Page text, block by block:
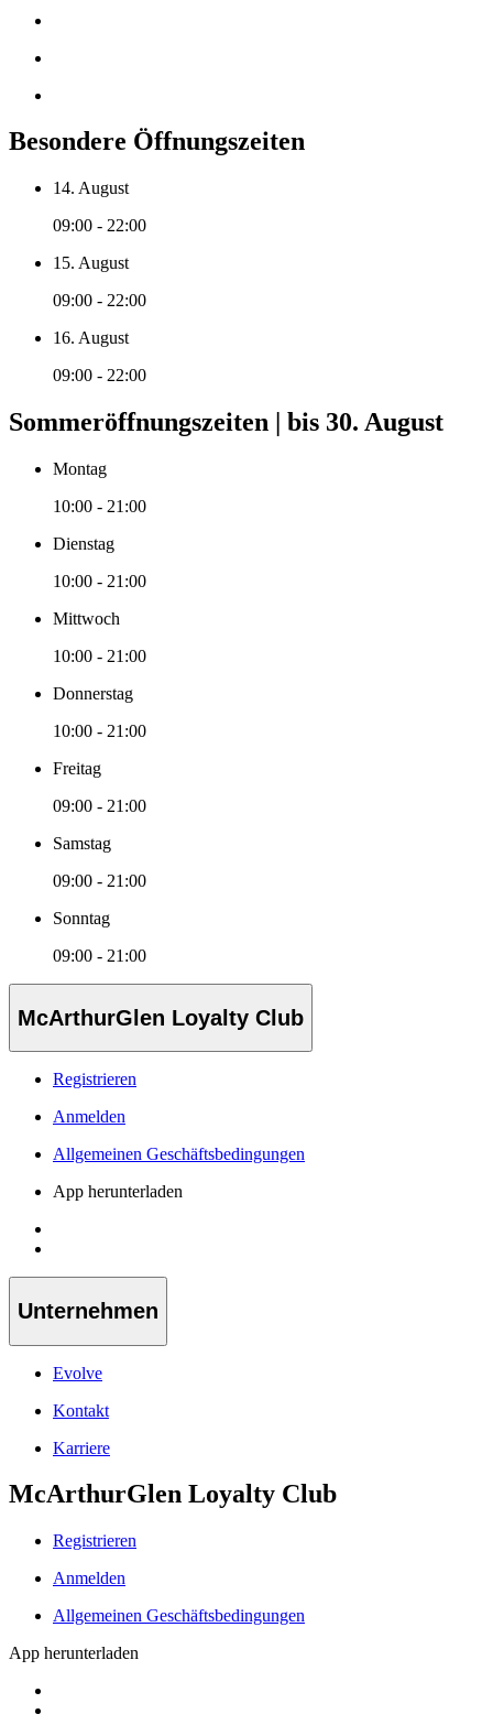
Besondere Öffnungszeiten
14. August
09:00 - 22:00
15. August
09:00 - 22:00
16. August
09:00 - 22:00
Sommeröffnungszeiten | bis 30. August
Montag
10:00 - 21:00
Dienstag
10:00 - 21:00
Mittwoch
10:00 - 21:00
Donnerstag
10:00 - 21:00
Freitag
09:00 - 21:00
Samstag
09:00 - 21:00
Sonntag
09:00 - 21:00
McArthurGlen Loyalty Club
Registrieren
Anmelden
Allgemeinen Geschäftsbedingungen
App herunterladen
Unternehmen
Evolve
Kontakt
Karriere
McArthurGlen Loyalty Club
Registrieren
Anmelden
Allgemeinen Geschäftsbedingungen
App herunterladen